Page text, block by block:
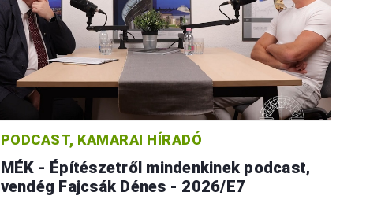
PODCAST, KAMARAI HÍRADÓ
MÉK - Építészetről mindenkinek podcast,
vendég Fajcsák Dénes - 2026/E7